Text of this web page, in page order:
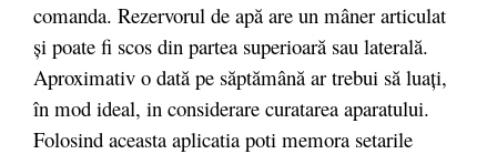
comanda. Rezervorul de apă are un mâner articulat
și poate fi scos din partea superioară sau laterală.
Aproximativ o dată pe săptămână ar trebui să luați,
în mod ideal, in considerare curatarea aparatului.
Folosind aceasta aplicatia poti memora setarile